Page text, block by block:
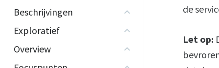
Beschrijvingen
Exploratief
Overview
de
Let op: